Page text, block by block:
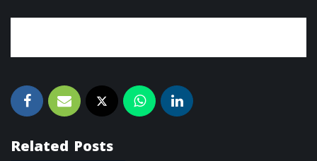
Related Posts